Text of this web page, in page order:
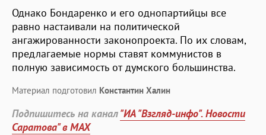
Однако Бондаренко и его однопартийцы все
равно настаивали на политической
ангажированности законопроекта. По их словам,
предлагаемые нормы ставят коммунистов в
полную зависимость от думского большинства.
Материал подготовил Константин Халин
Подпишитесь на канал"ИА "Взгляд-инфо". Новости
Саратова" в MAX